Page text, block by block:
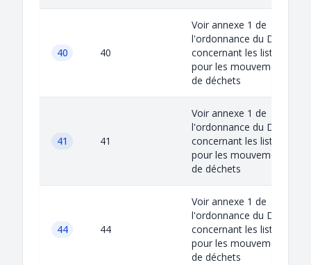
40 40
Voir annexe 1 de
l'ordonnance du DETEC
concernant les listes
pour les mouvements
de déchets
41 41
Voir annexe 1 de
l'ordonnance du DETEC
concernant les listes
pour les mouvements
de déchets
44 44
Voir annexe 1 de
l'ordonnance du DETEC
concernant les listes
pour les mouvements
de déchets